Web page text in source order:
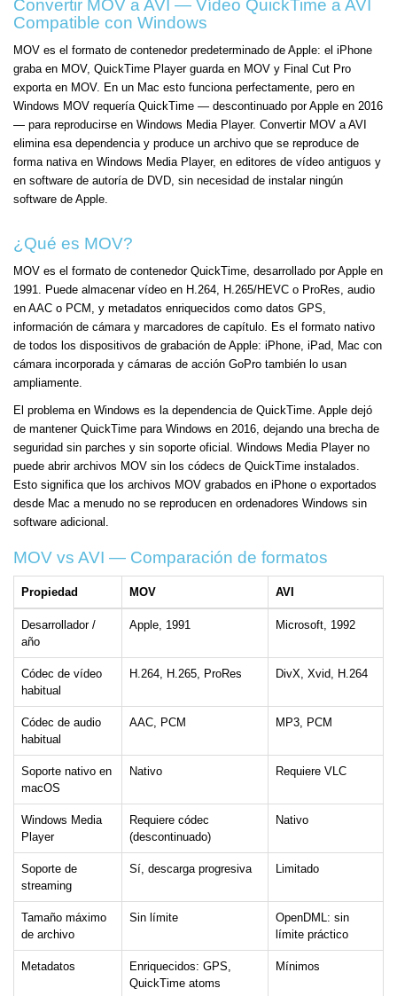
Convertir MOV a AVI — Vídeo QuickTime a AVI
Compatible con Windows
MOV es el formato de contenedor predeterminado de Apple: el iPhone
graba en MOV, QuickTime Player guarda en MOV y Final Cut Pro
exporta en MOV. En un Mac esto funciona perfectamente, pero en
Windows MOV requería QuickTime — descontinuado por Apple en 2016
— para reproducirse en Windows Media Player. Convertir MOV a AVI
elimina esa dependencia y produce un archivo que se reproduce de
forma nativa en Windows Media Player, en editores de vídeo antiguos y
en software de autoría de DVD, sin necesidad de instalar ningún
software de Apple.
¿Qué es MOV?
MOV es el formato de contenedor QuickTime, desarrollado por Apple en
1991. Puede almacenar vídeo en H.264, H.265/HEVC o ProRes, audio
en AAC o PCM, y metadatos enriquecidos como datos GPS,
información de cámara y marcadores de capítulo. Es el formato nativo
de todos los dispositivos de grabación de Apple: iPhone, iPad, Mac con
cámara incorporada y cámaras de acción GoPro también lo usan
ampliamente.
El problema en Windows es la dependencia de QuickTime. Apple dejó
de mantener QuickTime para Windows en 2016, dejando una brecha de
seguridad sin parches y sin soporte oficial. Windows Media Player no
puede abrir archivos MOV sin los códecs de QuickTime instalados.
Esto significa que los archivos MOV grabados en iPhone o exportados
desde Mac a menudo no se reproducen en ordenadores Windows sin
software adicional.
MOV vs AVI — Comparación de formatos
Propiedad MOV AVI
Desarrollador /
año
Apple, 1991 Microsoft, 1992
Códec de vídeo
habitual
H.264, H.265, ProRes DivX, Xvid, H.264
Códec de audio
habitual
AAC, PCM MP3, PCM
Soporte nativo en
macOS
Nativo Requiere VLC
Windows Media
Player
Requiere códec
(descontinuado)
Nativo
Soporte de
streaming
Sí, descarga progresiva Limitado
Tamaño máximo
de archivo
Sin límite
OpenDML: sin
límite práctico
Metadatos
Enriquecidos: GPS,
QuickTime atoms
Mínimos